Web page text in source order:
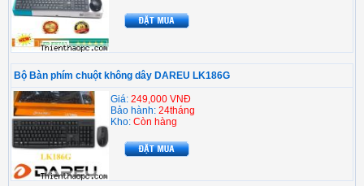
Bộ Bàn phím chuột không dây DAREU LK186G
Giá: 249,000 VNĐ
Bảo hành: 24tháng
Kho: Còn hàng